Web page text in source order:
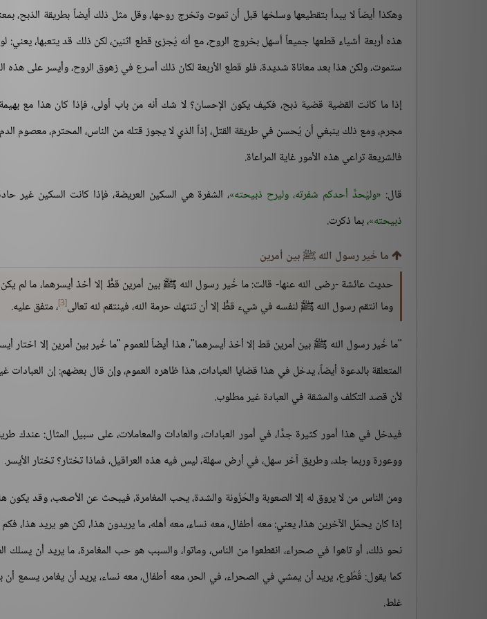
وهكذا أيضاً لا يبدأ بتقطيعها وسلخها قبل أن تموت وتخرج روحها، وقل مثل ذلك أيضاً بطريقة الذبح،
هذه أربعة أشياء قطعها جميعاً أسهل بخروج الروح، مع أنه يُجزئ قطع اثنين، لكن ذلك قد يتعبها،
ستموت، ولكن هذا بعد معاناة شديدة، فلو قطع الأربعة لكان ذلك أسرع في زهوق الروح، وأيسر على هذه
إذا ما كانت القضية قضية ذبح، فكيف يكون الإحسان؟ لا شك أنه من باب أولى، فإذا كان هذا مع
مجرم، ومع ذلك ينبغي أن يُحسن في طريقة القتل، إذاً الذي لا يجوز قتله من الناس، المحترم، معصوم
فالشريعة تراعي هذه الأمور غاية المراعاة.
قال: وليُحدَّ أحدكم شفرته، وليرح ذبيحته ، الشفرة هي السكين العريضة، فإذا كانت السكين غير
ذبيحته ، بما ذكرت.
ما خُير رسول الله ﷺ بين أمرين
حديث عائشة -رضى الله عنها- قالت: ما خُير رسول الله ﷺ بين أمرين قطُّ إلا أخذ أيسرهما، ما لم يكن
وما انتقم رسول الله ﷺ لنفسه في شيء قطُّ إلا أن تنتهك حرمة الله، فينتقم لله تعالى[3] ، متفق عليه.
"ما خُير رسول الله ﷺ بين أمرين قط إلا أخذ أيسرهما"، هذا أيضاً للعموم "ما خُير بين أمرين إلا اختار
المتعلقة بالدعوة أيضاً، يدخل في هذا قضايا العبادات، هذا ظاهره العموم، وإن قال بعضهم: إن العبادات
لأن قصد التكلف والمشقة في العبادة غير مطلوب.
فيدخل في هذا أمور كثيرة جدًّا، في أمور العبادات، والعادات والمعاملات، على سبيل المثال: عندك
ووعورة وربما جلد، وطريق آخر سهل، في أرض سهلة، ليس فيه هذه العراقيل، فماذا تختار؟ تختار الأيسر.
ومن الناس من لا يروق له إلا الصعوبة والحُزُونة والشدة، يحب المغامرة، فيبحث عن الأصعب، وقد يكون
إذا كان يحمّل الآخرين هذا، يعني: معه أطفال، معه نساء، معه أهله، ما يريدون هذا، لكن هو يريد هذا،
نحو ذلك، أو تاهوا في صحراء، انقطعوا من الناس، وماتوا، والسبب هو حب المغامرة، ما يريد أن يسلك
كما يقول: قُطُوع، يريد أن يمشي في الصحراء، في الحر، معه أطفال، معه نساء، يريد أن يغامر، يسمع
غلط.